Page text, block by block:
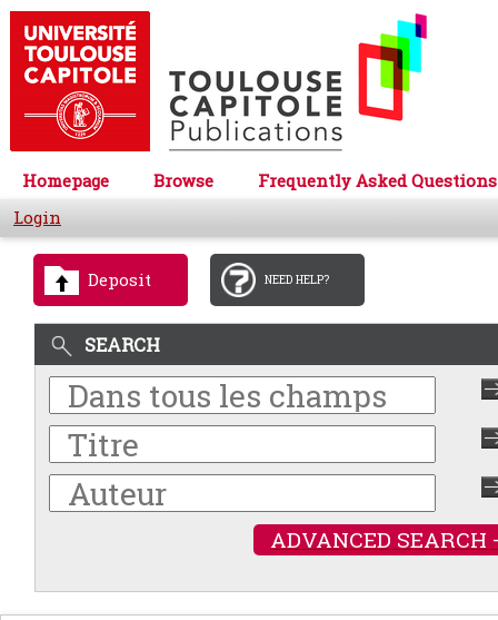
Homepage Browse
Frequently Asked Questions
Login
Deposit NEED HELP?
SEARCH
ADVANCED SEARCH